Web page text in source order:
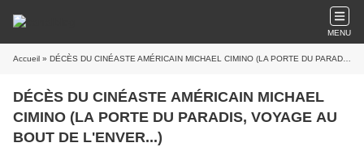
MENU
Accueil » DÉCÈS DU CINÉASTE AMÉRICAIN MICHAEL CIMINO (LA PORTE DU PARADIS, VOYAGE AU BOUT DE L'ENVER...)
DÉCÈS DU CINÉASTE AMÉRICAIN MICHAEL
CIMINO (LA PORTE DU PARADIS, VOYAGE AU
BOUT DE L'ENVER...)